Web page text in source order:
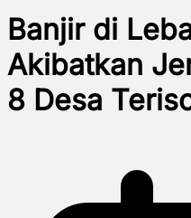
Banjir di
Akibatkan
8 Desa